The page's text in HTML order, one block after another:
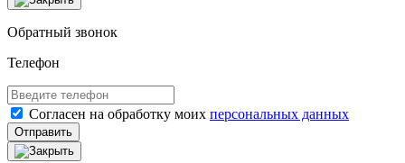
Обратный звонок
Телефон
Согласен на обработку моих персональных данных
Отправить